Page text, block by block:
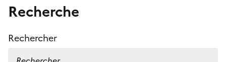
Recherche
Rechercher